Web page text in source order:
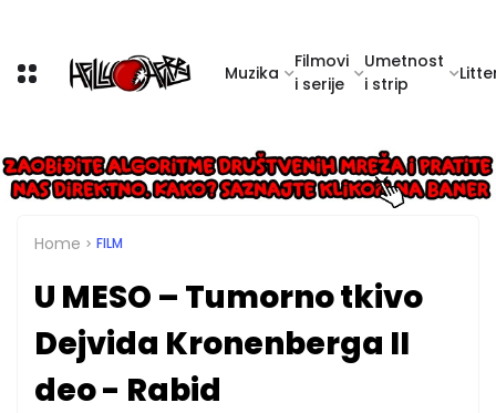
Muzika
Filmovi
i serije
Umetnost
i strip
Home FILM
U MESO – Tumorno tkivo
Dejvida Kronenberga II
deo - Rabid